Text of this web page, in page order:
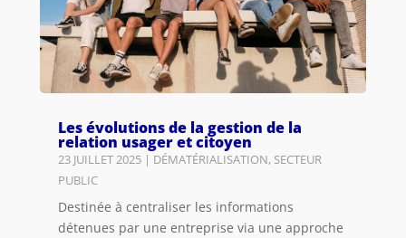
Les évolutions de la gestion de la
relation usager et citoyen
23 JUILLET 2025| DÉMATÉRIALISATION, SECTEUR
PUBLIC
Destinée à centraliser les informations
détenues par une entreprise via une approche